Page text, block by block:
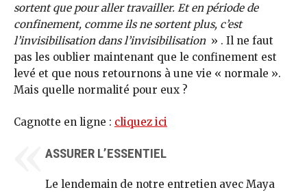
sortent que pour aller travailler. Et en période de
confinement, comme ils ne sortent plus, c’est
l’invisibilisation dans l’invisibilisation » . Il ne faut
pas les oublier maintenant que le confinement est
levé et que nous retournons à une vie « normale ».
Mais quelle normalité pour eux ?
Cagnotte en ligne : cliquez ici
ASSURER L’ESSENTIEL
Le lendemain de notre entretien avec Maya